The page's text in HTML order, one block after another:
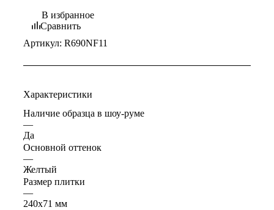
В избранное
Сравнить
Артикул: R690NF11
Характеристики
Наличие образца в шоу-руме
—
Да
Основной оттенок
—
Желтый
Размер плитки
—
240x71 мм